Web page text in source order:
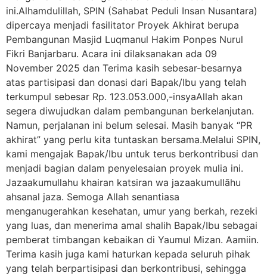
ini.Alhamdulillah, SPIN (Sahabat Peduli Insan Nusantara)
dipercaya menjadi fasilitator Proyek Akhirat berupa
Pembangunan Masjid Luqmanul Hakim Ponpes Nurul
Fikri Banjarbaru. Acara ini dilaksanakan ada 09
November 2025 dan Terima kasih sebesar-besarnya
atas partisipasi dan donasi dari Bapak/Ibu yang telah
terkumpul sebesar Rp. 123.053.000,-insyaAllah akan
segera diwujudkan dalam pembangunan berkelanjutan.
Namun, perjalanan ini belum selesai. Masih banyak “PR
akhirat” yang perlu kita tuntaskan bersama.Melalui SPIN,
kami mengajak Bapak/Ibu untuk terus berkontribusi dan
menjadi bagian dalam penyelesaian proyek mulia ini.
Jazaakumullahu khairan katsiran wa jazaakumullāhu
ahsanal jaza. Semoga Allah senantiasa
menganugerahkan kesehatan, umur yang berkah, rezeki
yang luas, dan menerima amal shalih Bapak/Ibu sebagai
pemberat timbangan kebaikan di Yaumul Mizan. Aamiin.
Terima kasih juga kami haturkan kepada seluruh pihak
yang telah berpartisipasi dan berkontribusi, sehingga